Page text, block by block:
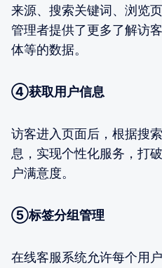
来源、搜索关键词、浏览
管理者提供了更多了解访
体等的数据。
④获取用户信息
访客进入页面后，根据搜
息，实现个性化服务，打
户满意度。
⑤标签分组管理
在线客服系统允许每个用